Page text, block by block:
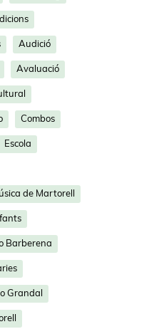
Audició
Avaluació
Combos
Escola
de Martorell
Barberena
Grandal